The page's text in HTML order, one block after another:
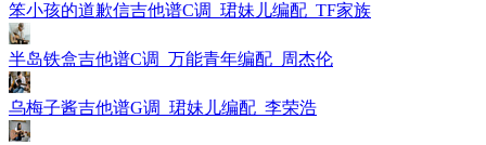
笨小孩的道歉信吉他谱C调_珺妹儿编配_TF家族
半岛铁盒吉他谱C调_万能青年编配_周杰伦
乌梅子酱吉他谱G调_珺妹儿编配_李荣浩